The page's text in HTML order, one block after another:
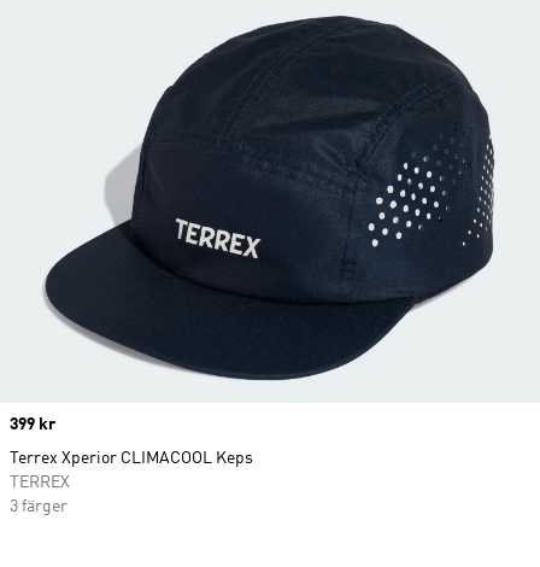
Price
399 kr
Terrex Xperior CLIMACOOL Keps
TERREX
3 färger